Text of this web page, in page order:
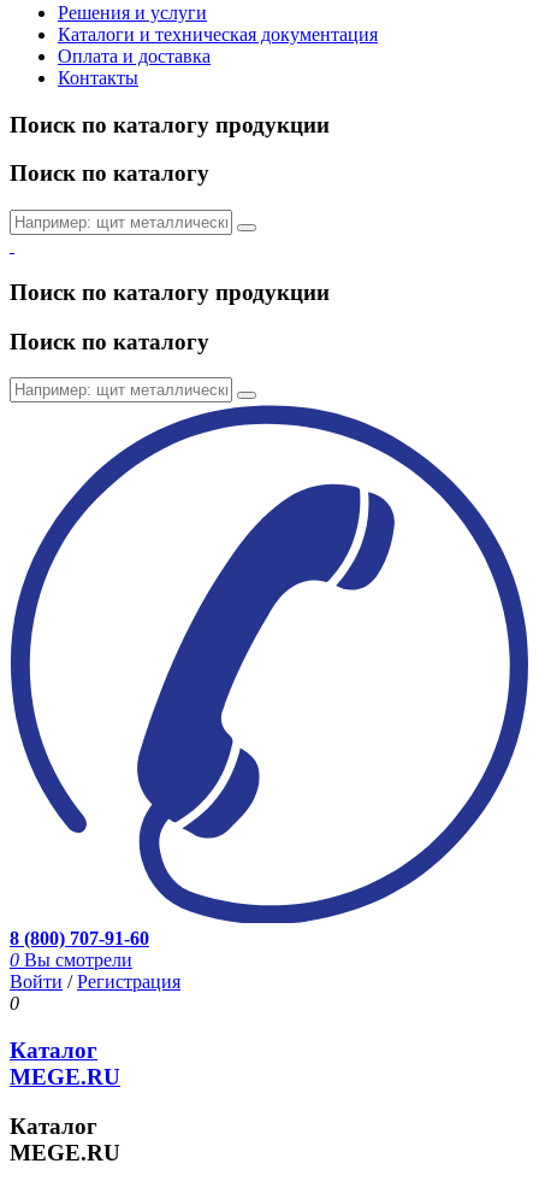
Решения и услуги
Каталоги и техническая документация
Оплата и доставка
Контакты
Поиск по каталогу продукции
Поиск по каталогу
Поиск по каталогу продукции
Поиск по каталогу
8 (800) 707-91-60
0 Вы смотрели
Войти /Регистрация
0
Каталог
MEGE.RU
Каталог
MEGE.RU